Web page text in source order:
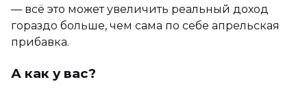
— всё это может увеличить реальный доход
гораздо больше, чем сама по себе апрельская
прибавка.
А как у вас?